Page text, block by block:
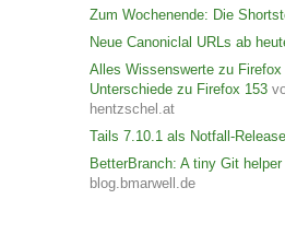
Zum Wochenende: Die
Neue Canoniclal URLs ab
Alles Wissenswerte zu
Unterschiede zu Firefox 153
hentzschel.at
Tails 7.10.1 als Notfall-Release
BetterBranch: A tiny Git helper
blog.bmarwell.de